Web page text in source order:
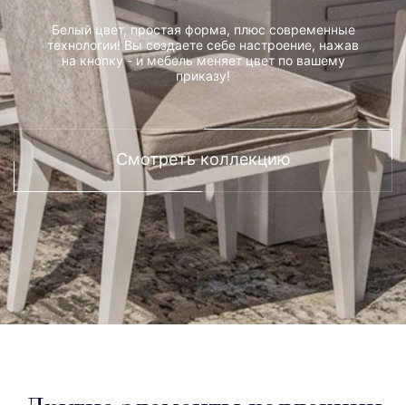
Белый цвет, простая форма, плюс современные
технологии! Вы создаете себе настроение, нажав
на кнопку - и мебель меняет цвет по вашему
приказу!
Смотреть коллекцию